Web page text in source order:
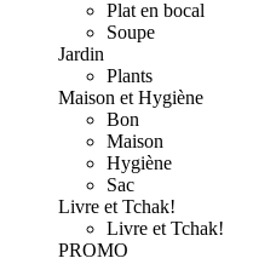
Plat en bocal
Soupe
Jardin
Plants
Maison et Hygiène
Bon
Maison
Hygiène
Sac
Livre et Tchak!
Livre et Tchak!
PROMO